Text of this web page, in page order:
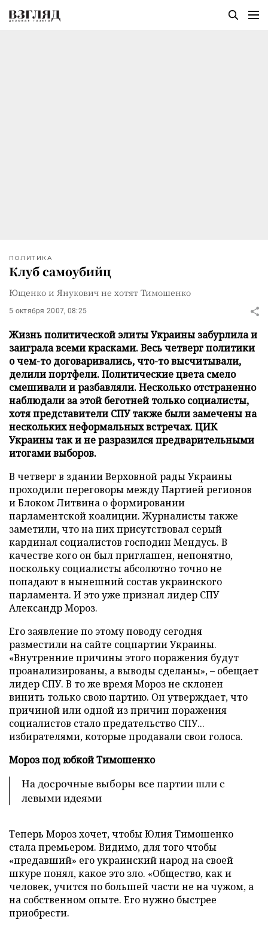
ПОЛИТИКА
Клуб самоубийц
Ющенко и Янукович не хотят Тимошенко
5 октября 2007, 08:25
Жизнь политической элиты Украины забурлила и
заиграла всеми красками. Весь четверг политики
о чем-то договаривались, что-то высчитывали,
делили портфели. Политические цвета смело
смешивали и разбавляли. Несколько отстраненно
наблюдали за этой беготней только социалисты,
хотя представители СПУ также были замечены на
нескольких неформальных встречах. ЦИК
Украины так и не разразился предварительными
итогами выборов.
В четверг в здании Верховной рады Украины
проходили переговоры между Партией регионов
и Блоком Литвина о формировании
парламентской коалиции. Журналисты также
заметили, что на них присутствовал серый
кардинал социалистов господин Мендусь. В
качестве кого он был приглашен, непонятно,
поскольку социалисты абсолютно точно не
попадают в нынешний состав украинского
парламента. И это уже признал лидер СПУ
Александр Мороз.
Его заявление по этому поводу сегодня
разместили на сайте соцпартии Украины.
«Внутренние причины этого поражения будут
проанализированы, а выводы сделаны», – обещает
лидер СПУ. В то же время Мороз не склонен
винить только свою партию. Он утверждает, что
причиной или одной из причин поражения
социалистов стало предательство СПУ...
избирателями, которые продавали свои голоса.
Мороз под юбкой Тимошенко
На досрочные выборы все партии шли с
левыми идеями
Теперь Мороз хочет, чтобы Юлия Тимошенко
стала премьером. Видимо, для того чтобы
«предавший» его украинский народ на своей
шкуре понял, какое это зло. «Общество, как и
человек, учится по большей части не на чужом, а
на собственном опыте. Его нужно быстрее
приобрести.